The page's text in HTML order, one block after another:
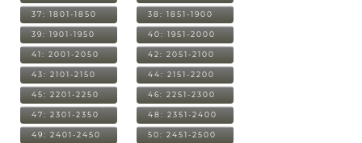
37: 1801-1850 38: 1851-1900
39: 1901-1950 40: 1951-2000
41: 2001-2050 42: 2051-2100
43: 2101-2150 44: 2151-2200
45: 2201-2250 46: 2251-2300
47: 2301-2350 48: 2351-2400
49: 2401-2450 50: 2451-2500